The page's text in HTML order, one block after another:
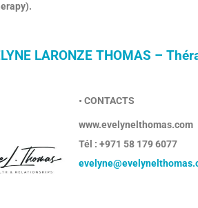
LARONZE THOMAS –
• CONTACTS
www.evelynelthomas.com
Tél : +971 58 179 6077